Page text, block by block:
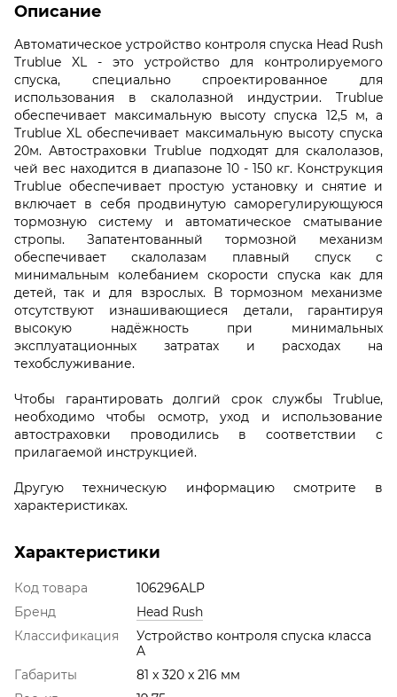
Описание
Автоматическое устройство контроля спуска Head Rush
Trublue XL - это устройство для контролируемого
спуска, специально спроектированное для
использования в скалолазной индустрии. Trublue
обеспечивает максимальную высоту спуска 12,5 м, а
Trublue XL обеспечивает максимальную высоту спуска
20м. Автостраховки Trublue подходят для скалолазов,
чей вес находится в диапазоне 10 - 150 кг. Конструкция
Trublue обеспечивает простую установку и снятие и
включает в себя продвинутую саморегулирующуюся
тормозную систему и автоматическое сматывание
стропы. Запатентованный тормозной механизм
обеспечивает скалолазам плавный спуск с
минимальным колебанием скорости спуска как для
детей, так и для взрослых. В тормозном механизме
отсутствуют изнашивающиеся детали, гарантируя
высокую надёжность при минимальных
эксплуатационных затратах и расходах на
техобслуживание.
Чтобы гарантировать долгий срок службы Trublue,
необходимо чтобы осмотр, уход и использование
автостраховки проводились в соответствии с
прилагаемой инструкцией.
Другую техническую информацию смотрите в
характеристиках.
Характеристики
Код товара
106296ALP
Бренд
Head Rush
Классификация
Устройство контроля спуска класса
A
Габариты
81 x 320 x 216 мм